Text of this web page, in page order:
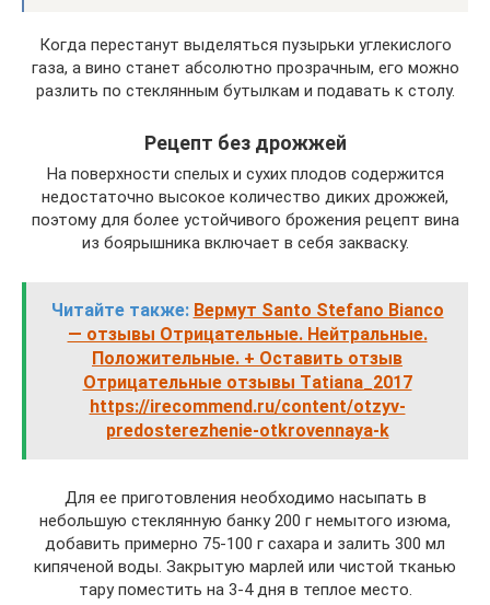
Когда перестанут выделяться пузырьки углекислого
газа, а вино станет абсолютно прозрачным, его можно
разлить по стеклянным бутылкам и подавать к столу.
Рецепт без дрожжей
На поверхности спелых и сухих плодов содержится
недостаточно высокое количество диких дрожжей,
поэтому для более устойчивого брожения рецепт вина
из боярышника включает в себя закваску.
Читайте также: Вермут Santo Stefano Bianco
— отзывы Отрицательные. Нейтральные.
Положительные. + Оставить отзыв
Отрицательные отзывы Тatiana_2017
https://irecommend.ru/content/otzyv-
predosterezhenie-otkrovennaya-k
Для ее приготовления необходимо насыпать в
небольшую стеклянную банку 200 г немытого изюма,
добавить примерно 75-100 г сахара и залить 300 мл
кипяченой воды. Закрытую марлей или чистой тканью
тару поместить на 3-4 дня в теплое место.